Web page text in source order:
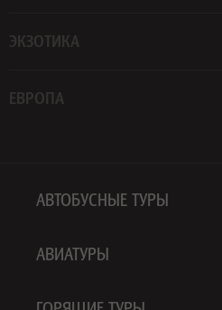
ЭКЗОТИКА
ЕВРОПА
АВТОБУСНЫЕ ТУРЫ
АВИАТУРЫ